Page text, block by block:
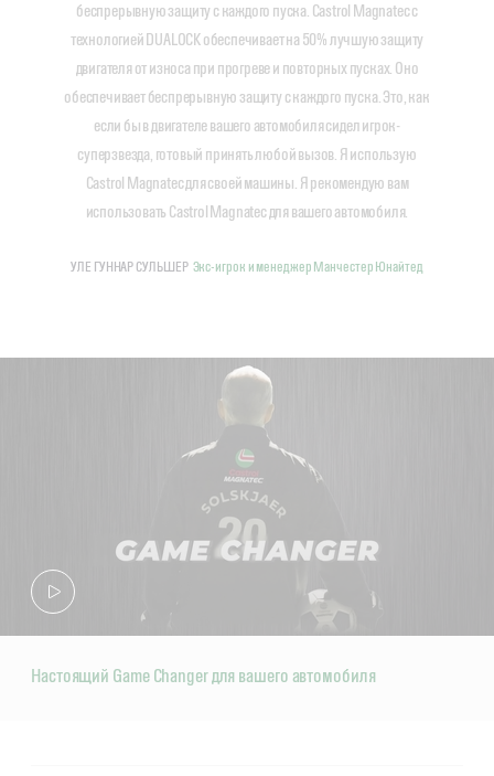
беспрерывную защиту с каждого пуска. Castrol Magnatec с
технологией DUALOCK обеспечивает на 50% лучшую защиту
двигателя от износа при прогреве и повторных пусках. Оно
обеспечивает беспрерывную защиту с каждого пуска. Это, как
если бы в двигателе вашего автомобиля сидел игрок-
суперзвезда, готовый принять любой вызов. Я использую
Castrol Magnatec для своей машины. Я рекомендую вам
использовать Castrol Magnatec для вашего автомобиля.
УЛЕ ГУННАР СУЛЬШЕР Экс-игрок и менеджер Манчестер Юнайтед
Настоящий Game Changer для вашего автомобиля